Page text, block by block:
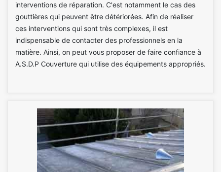
interventions de réparation. C'est notamment le cas des
gouttières qui peuvent être détériorées. Afin de réaliser
ces interventions qui sont très complexes, il est
indispensable de contacter des professionnels en la
matière. Ainsi, on peut vous proposer de faire confiance à
A.S.D.P Couverture qui utilise des équipements appropriés.